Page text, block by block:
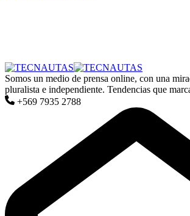
Somos un medio de prensa online, con una
pluralista e independiente. Tendencias que
+569 7935 2788